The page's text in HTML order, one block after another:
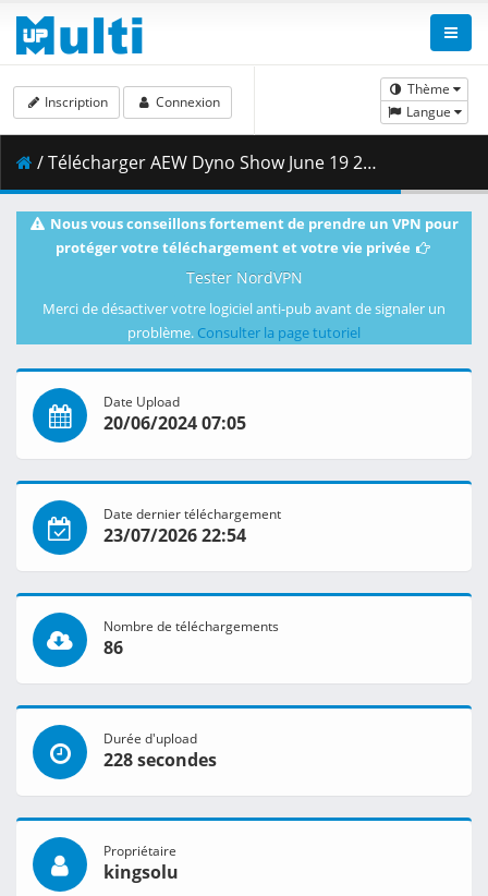
Thème
Langue
Inscription Connexion
/ Télécharger AEW Dyno Show June 19 2024 720p HDTV.mp4 ( 1.73 GB )
Nous vous conseillons fortement de prendre un VPN pour
protéger votre téléchargement et votre vie privée
Tester NordVPN
Merci de désactiver votre logiciel anti-pub avant de signaler un
problème. Consulter la page tutoriel
Date Upload
20/06/2024 07:05
Date dernier téléchargement
23/07/2026 22:54
Nombre de téléchargements
86
Durée d'upload
228 secondes
Propriétaire
kingsolu